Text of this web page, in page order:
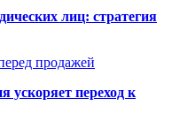
лиц: стратегия
продажей
ускоряет переход к